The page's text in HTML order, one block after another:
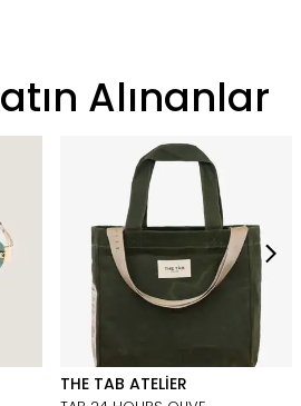
Alınanlar
THE TAB ATELİER